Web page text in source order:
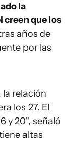
la
creen que los
años de
por las
relación
los 27. El
y 20", señaló
altas